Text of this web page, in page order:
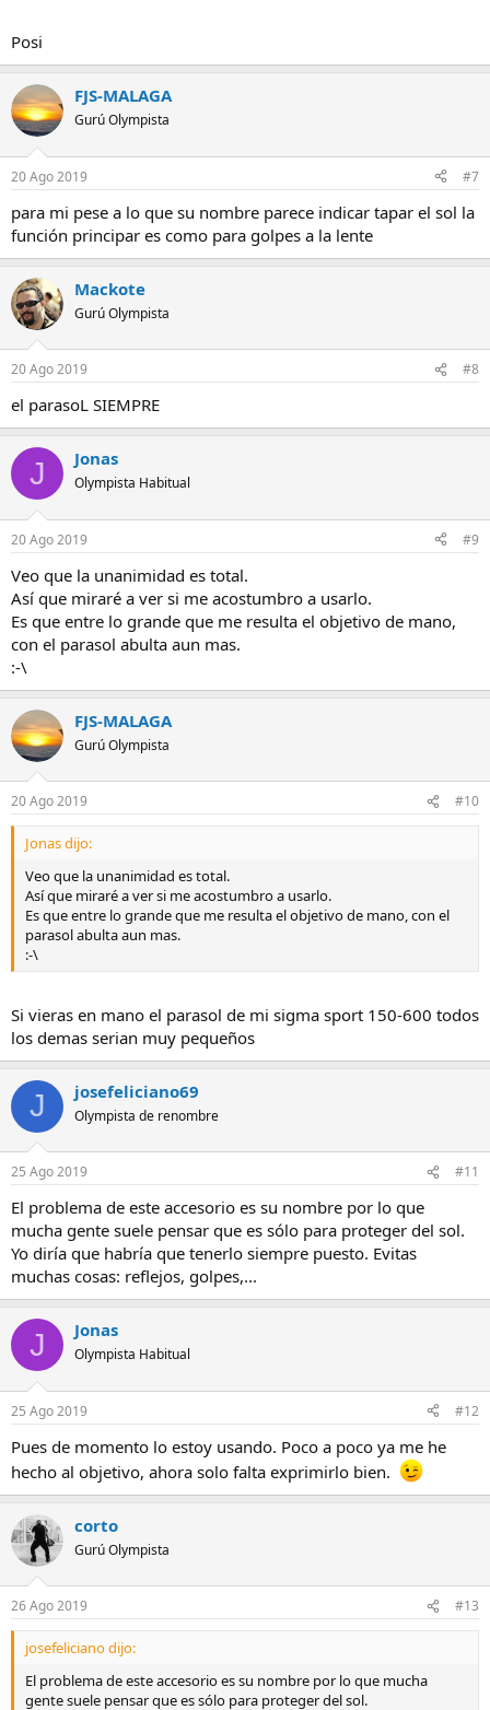
Posi
FJS-MALAGA
Gurú Olympista
20 Ago 2019 #7
para mi pese a lo que su nombre parece indicar tapar el sol la
función principar es como para golpes a la lente
Mackote
Gurú Olympista
20 Ago 2019 #8
el parasoL SIEMPRE
J Jonas
Olympista Habitual
20 Ago 2019 #9
Veo que la unanimidad es total.
Así que miraré a ver si me acostumbro a usarlo.
Es que entre lo grande que me resulta el objetivo de mano,
con el parasol abulta aun mas.
:-\
FJS-MALAGA
Gurú Olympista
20 Ago 2019 #10
Jonas dijo:
Veo que la unanimidad es total.
Así que miraré a ver si me acostumbro a usarlo.
Es que entre lo grande que me resulta el objetivo de mano, con el
parasol abulta aun mas.
:-\
Si vieras en mano el parasol de mi sigma sport 150-600 todos
los demas serian muy pequeños
J josefeliciano69
Olympista de renombre
25 Ago 2019 #11
El problema de este accesorio es su nombre por lo que
mucha gente suele pensar que es sólo para proteger del sol.
Yo diría que habría que tenerlo siempre puesto. Evitas
muchas cosas: reflejos, golpes,...
J Jonas
Olympista Habitual
25 Ago 2019 #12
Pues de momento lo estoy usando. Poco a poco ya me he
hecho al objetivo, ahora solo falta exprimirlo bien.
corto
Gurú Olympista
26 Ago 2019 #13
josefeliciano dijo:
El problema de este accesorio es su nombre por lo que mucha
gente suele pensar que es sólo para proteger del sol.